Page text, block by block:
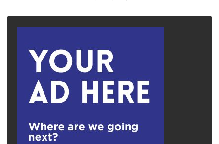
Thành thật cảm ơn sự thăm hỏi và quan tâm
của quý vị. Điều thực tế nhất là từ nay trở đi,
chúng ta không nên xem các video đó để rồi
được tiền một cách vô lương tâm, và vô trách